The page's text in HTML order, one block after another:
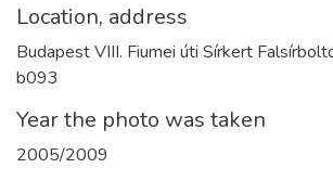
Location, address
Budapest VIII. Fiumei úti Sírkert
b093
Year the photo was taken
2005/2009